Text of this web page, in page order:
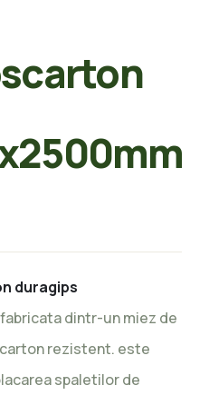
duragips
dintr-un miez de
rezistent. este
spaletilor de